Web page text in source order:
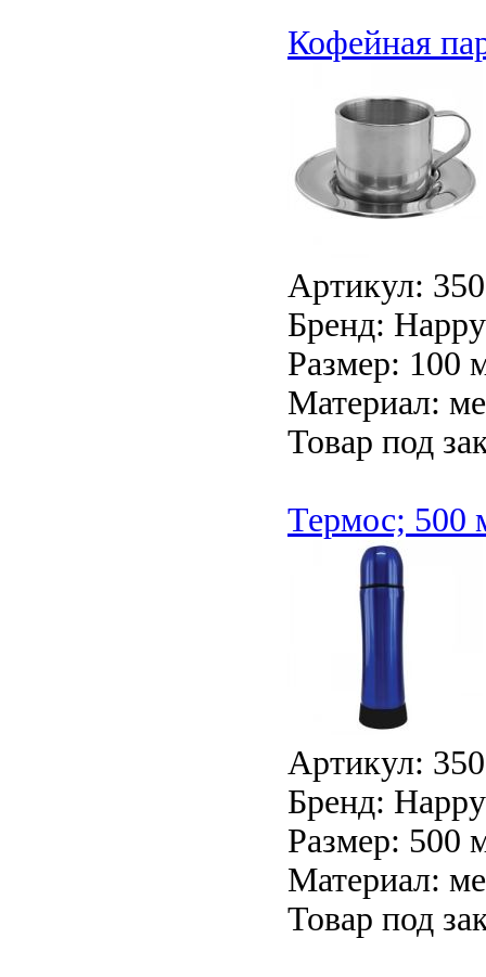
Кофейная
Артикул:
Бренд:
Размер: 100
Материал:
Товар под
Термос; 500
Артикул:
Бренд:
Размер: 500
Материал:
Товар под